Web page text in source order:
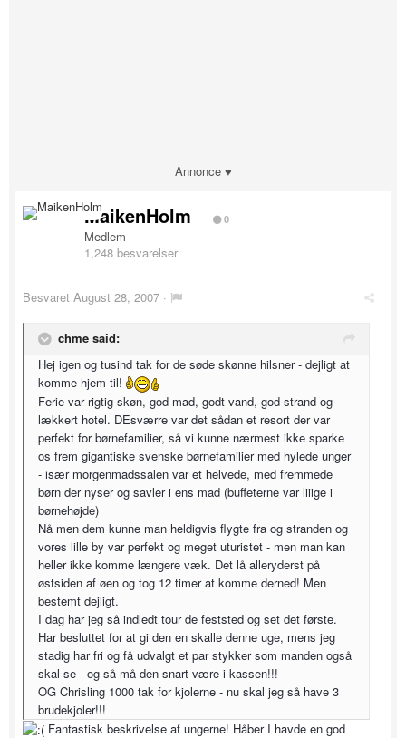
Annonce ♥
MaikenHolm 0
Medlem
1,248 besvarelser
Besvaret August 28, 2007 ·
chme said:
Hej igen og tusind tak for de søde skønne hilsner - dejligt at
komme hjem til!
Ferie var rigtig skøn, god mad, godt vand, god strand og
lækkert hotel. DEsværre var det sådan et resort der var
perfekt for børnefamilier, så vi kunne nærmest ikke sparke
os frem gigantiske svenske børnefamilier med hylede unger
- især morgenmadssalen var et helvede, med fremmede
børn der nyser og savler i ens mad (buffeterne var liiige i
børnehøjde)
Nå men dem kunne man heldigvis flygte fra og stranden og
vores lille by var perfekt og meget uturistet - men man kan
heller ikke komme længere væk. Det lå alleryderst på
østsiden af øen og tog 12 timer at komme derned! Men
bestemt dejligt.
I dag har jeg så indledt tour de feststed og set det første.
Har besluttet for at gi den en skalle denne uge, mens jeg
stadig har fri og få udvalgt et par stykker som manden også
skal se - og så må den snart være i kassen!!!
OG Chrisling 1000 tak for kjolerne - nu skal jeg så have 3
brudekjoler!!!
Fantastisk beskrivelse af ungerne! Håber I havde en god